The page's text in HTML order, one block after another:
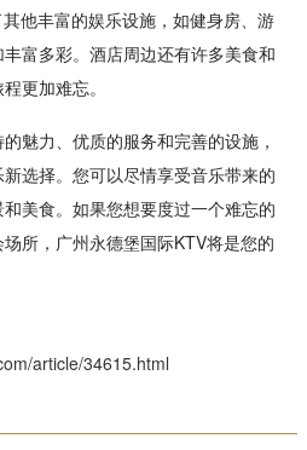
他丰富的娱乐设施，如健身房、游
富多彩。酒店周边还有许多美食和
更加难忘。
魅力、优质的服务和完善的设施，
选择。您可以尽情享受音乐带来的
美食。如果您想要度过一个难忘的
所，广州永德堡国际KTV将是您的
article/34615.html